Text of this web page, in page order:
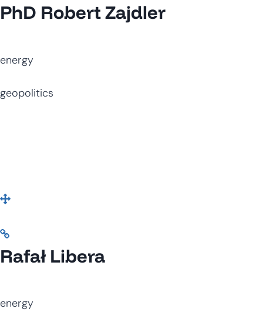
PhD Robert Zajdler
energy
geopolitics
Rafał Libera
energy